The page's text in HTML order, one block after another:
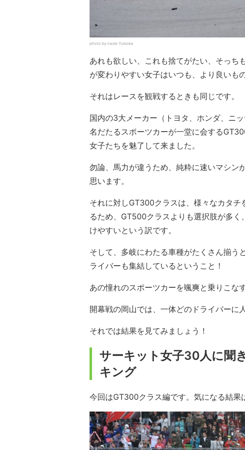
photo by naoki Yukioka
あれも欲しい、これも捨てがたい、そっ
が変わりやすい女子はいつも、より良いも
それはレースを観戦するときも同じです。
国内の3大メーカー（トヨタ、ホンダ、ニ
名だたるスポーツカーが一堂に会する
女子たちを魅了して来ました。
勿論、馬力が違うため、純粋に速いマシン
思います。
それに対しGT300クラスは、様々なカタ
るため、GT500クラスよりも選択肢が多
けやすいという訳です。
そして、多岐にわたる車種がたくさん揃う
ライバーも集結しているということ！
あの憧れのスポーツカーを颯爽と乗りこな
開幕戦の岡山では、一体どのドライバーに
それでは結果を見てみましょう！
サーキット女子30人に聞
キング
今回はGT300クラス編です。気になる結果